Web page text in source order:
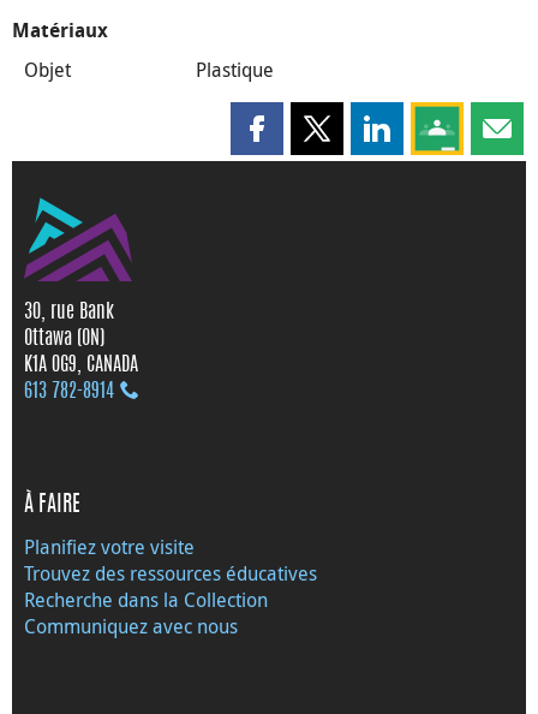
Matériaux
Objet Plastique
Partager cette page sur
Partager cette page sur X
Partager cette
Partagez
30, rue Bank
Ottawa (ON)
K1A 0G9, CANADA
613 782‑8914
À FAIRE
Planifiez votre visite
Trouvez des ressources éducatives
Recherche dans la Collection
Communiquez avec nous